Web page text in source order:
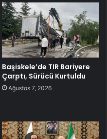
Başiskele’de TIR Bariyere
Çarptı, Sürücü Kurtuldu
Ağustos 7, 2026